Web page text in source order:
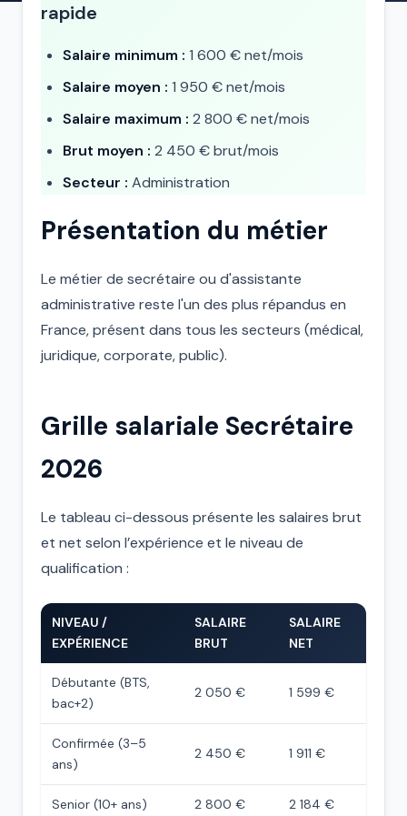
rapide
Salaire minimum : 1 600 € net/mois
Salaire moyen : 1 950 € net/mois
Salaire maximum : 2 800 € net/mois
Brut moyen : 2 450 € brut/mois
Secteur : Administration
Présentation du métier
Le métier de secrétaire ou d'assistante
administrative reste l'un des plus répandus en
France, présent dans tous les secteurs (médical,
juridique, corporate, public).
Grille salariale Secrétaire
2026
Le tableau ci-dessous présente les salaires brut
et net selon l’expérience et le niveau de
qualification :
NIVEAU /
EXPÉRIENCE
SALAIRE
BRUT
SALAIRE
NET
Débutante (BTS,
bac+2)
2 050 € 1 599 €
Confirmée (3–5
ans)
2 450 € 1 911 €
Senior (10+ ans) 2 800 € 2 184 €